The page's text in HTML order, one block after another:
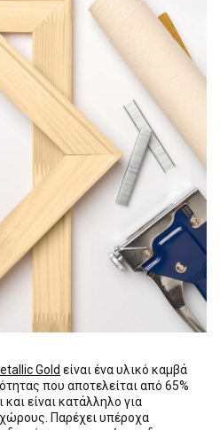
Gold είναι ένα υλικό καμβά
που αποτελείται από 65%
είναι κατάλληλο για
Παρέχει υπέροχα